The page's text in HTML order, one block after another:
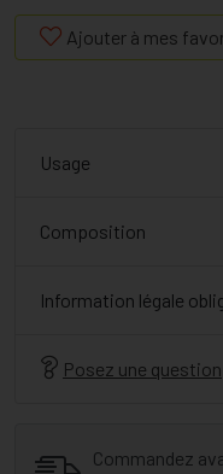
Ajouter à mes
Usage
Composition
Information légale
Posez une question
Commandez